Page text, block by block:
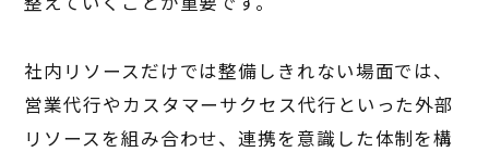
社内リソースだけでは整備しきれない場面では、
営業代行やカスタマーサクセス代行といった外部
リソースを組み合わせ、連携を意識した体制を構